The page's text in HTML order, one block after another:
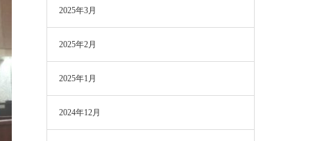
2025年3月
2025年2月
2025年1月
2024年12月